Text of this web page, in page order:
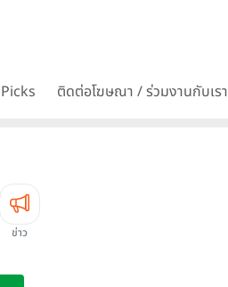
ติดต่อโฆษณา / ร่วมงานกับเรา
ข่าว